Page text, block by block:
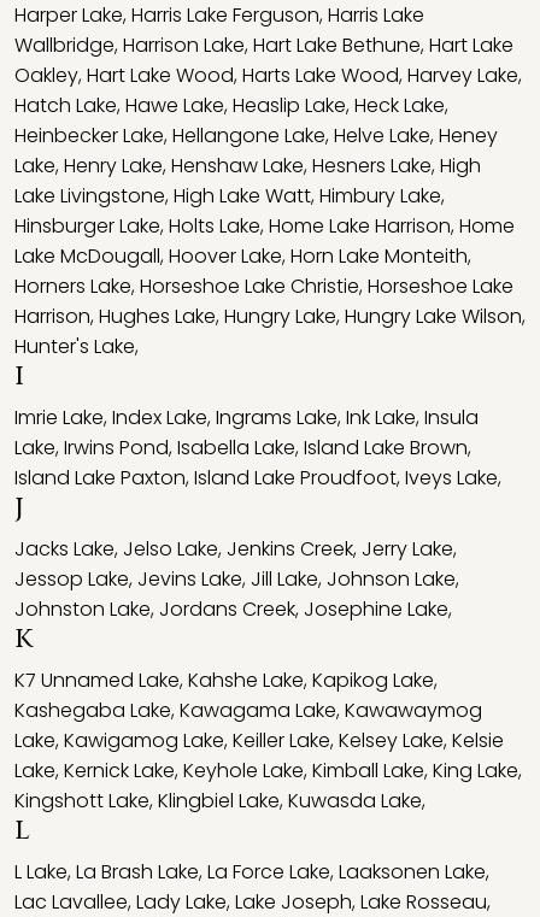
Harper Lake,Harris Lake Ferguson,Harris Lake
Wallbridge,Harrison Lake,Hart Lake Bethune,Hart Lake
Oakley,Hart Lake Wood,Harts Lake Wood,Harvey Lake,
Hatch Lake,Hawe Lake,Heaslip Lake,Heck Lake,
Heinbecker Lake,Hellangone Lake,Helve Lake,Heney
Lake,Henry Lake,Henshaw Lake,Hesners Lake,High
Lake Livingstone,High Lake Watt,Himbury Lake,
Hinsburger Lake,Holts Lake,Home Lake Harrison,Home
Lake McDougall,Hoover Lake,Horn Lake Monteith,
Horners Lake,Horseshoe Lake Christie,Horseshoe Lake
Harrison,Hughes Lake,Hungry Lake,Hungry Lake Wilson,
Hunter's Lake,
I
Imrie Lake,Index Lake,Ingrams Lake,Ink Lake,Insula
Lake,Irwins Pond,Isabella Lake,Island Lake Brown,
Island Lake Paxton,Island Lake Proudfoot,Iveys Lake,
J
Jacks Lake, Jelso Lake, Jenkins Creek, Jerry Lake,
Jessop Lake, Jevins Lake, Jill Lake, Johnson Lake,
Johnston Lake, Jordans Creek, Josephine Lake,
K
K7 Unnamed Lake,Kahshe Lake,Kapikog Lake,
Kashegaba Lake,Kawagama Lake,Kawawaymog
Lake,Kawigamog Lake,Keiller Lake,Kelsey Lake,Kelsie
Lake,Kernick Lake,Keyhole Lake,Kimball Lake,King Lake,
Kingshott Lake,Klingbiel Lake,Kuwasda Lake,
L
L Lake,La Brash Lake,La Force Lake,Laaksonen Lake,
Lac Lavallee,Lady Lake,Lake Joseph,Lake Rosseau,